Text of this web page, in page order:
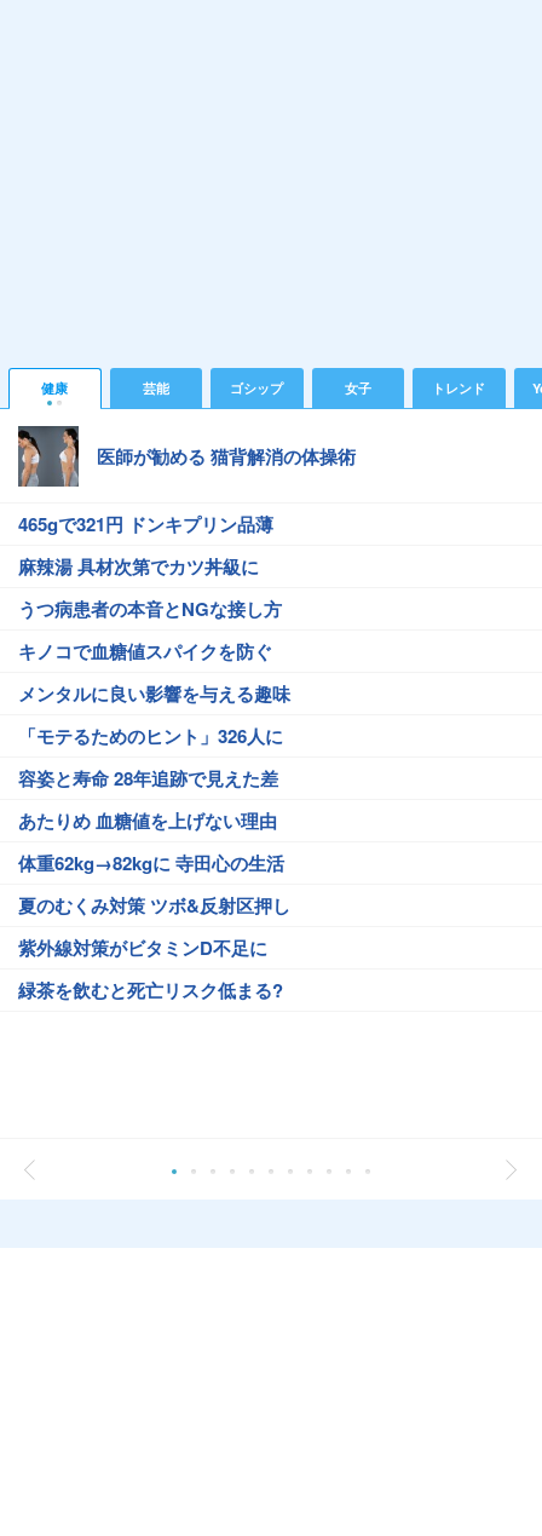
健康 芸能 ゴシップ 女子 トレンド
医師が勧める 猫背解消の体操術
465gで321円 ドンキプリン品薄
麻辣湯 具材次第でカツ丼級に
うつ病患者の本音とNGな接し方
キノコで血糖値スパイクを防ぐ
メンタルに良い影響を与える趣味
「モテるためのヒント」326人に
容姿と寿命 28年追跡で見えた差
あたりめ 血糖値を上げない理由
体重62kg→82kgに 寺田心の生活
夏のむくみ対策 ツボ&反射区押し
紫外線対策がビタミンD不足に
緑茶を飲むと死亡リスク低まる?